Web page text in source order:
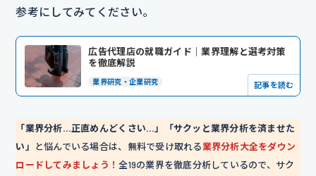
参考にしてみてください。
広告代理店の就職ガイド｜業界理解と選考対策
を徹底解説
業界研究・企業研究 記事を読む
「業界分析…正直めんどくさい…」「サクッと業界分析を済ませた
い」
と悩んでいる場合は、無料で受け取れる業界分析大全をダウン
ロードしてみましょう！全19の業界を徹底分析しているので、サク